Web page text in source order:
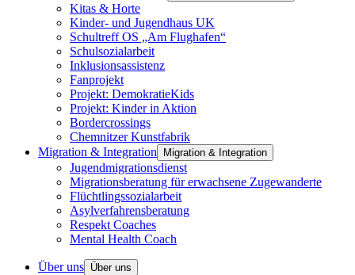
Kitas & Horte
Kinder- und Jugendhaus UK
Schultreff OS „Am Flughafen“
Schulsozialarbeit
Inklusionsassistenz
Fanprojekt
Projekt: DemokratieKids
Projekt: Kinder in Aktion
Bordercrossings
Chemnitzer Kunstfabrik
Migration & Integration
Migration & Integration
Jugendmigrationsdienst
Migrationsberatung für erwachsene Zugewanderte
Flüchtlingssozialarbeit
Asylverfahrensberatung
Respekt Coaches
Mental Health Coach
Über uns Über uns